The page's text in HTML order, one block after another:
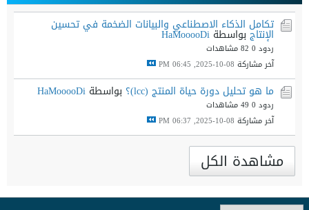
تكامل الذكاء الاصطناعي والبيانات الضخمة في تحسين
الإنتاج بواسطة HaMooooDi
ردود 0
82 مشاهدات
آخر مشاركة 08-10-2025, 06:45 PM
ما هو تحليل دورة حياة المنتج (lcc)؟ بواسطة HaMooooDi
ردود 0
49 مشاهدات
آخر مشاركة 08-10-2025, 06:37 PM
مشاهدة الكل